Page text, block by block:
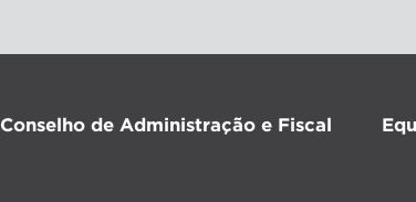
Conselho de Administração e Fiscal